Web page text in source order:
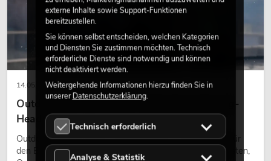
14.05.2026
Outdoor Moving-Heads: Wetterfeste Moving-
Heads bei Events
Outdoor Moving-Heads sind bewegliche Scheinwerfer für
den Einsatz im Freien. Sie werden bei Festivals, Stadtfesten,
externe Inhalte sowie Support-Funktionen
bereitzustellen.
Sie können selbst entscheiden, welchen Kategorien
und Diensten Sie zustimmen möchten. Technisch
erforderliche Dienste sind notwendig und können
nicht deaktiviert werden.
Weitergehende Informationen hierzu finden Sie in
unsererDatenschutzerklärung.
Technisch erforderlich
Analyse & Statistik